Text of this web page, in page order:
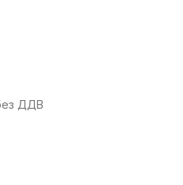
ДДВ